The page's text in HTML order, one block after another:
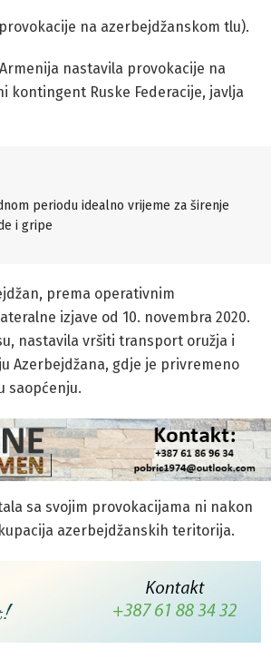
na azerbejdžanskom tlu).
nastavila provokacije na
Ruske Federacije, javlja
periodu idealno vrijeme za širenje
i gripe
prema operativnim
izjave od 10. novembra 2020.
nastavila vršiti transport oružja i
Azerbejdžana, gdje je privremeno
saopćenju.
sa svojim provokacijama ni nakon
azerbejdžanskih teritorija.